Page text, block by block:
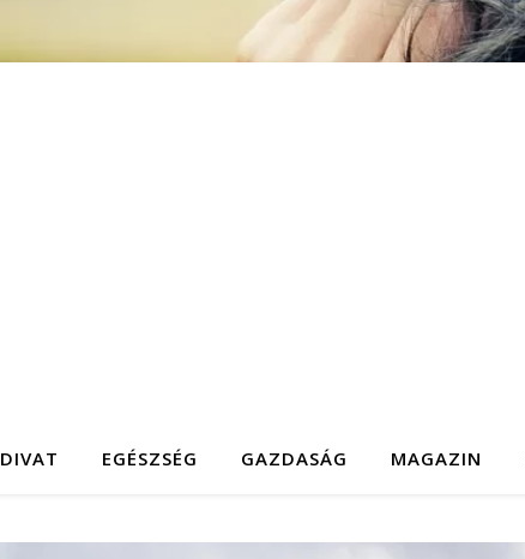
DIVAT EGÉSZSÉG GAZDASÁG MAGAZIN